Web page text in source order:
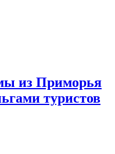
из Приморья
туристов